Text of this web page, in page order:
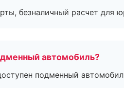
безналичный расчет для
автомобиль?
подменный